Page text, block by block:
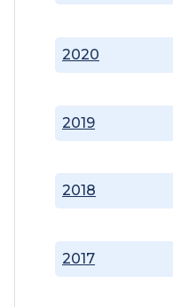
2017
2018
2019
2020